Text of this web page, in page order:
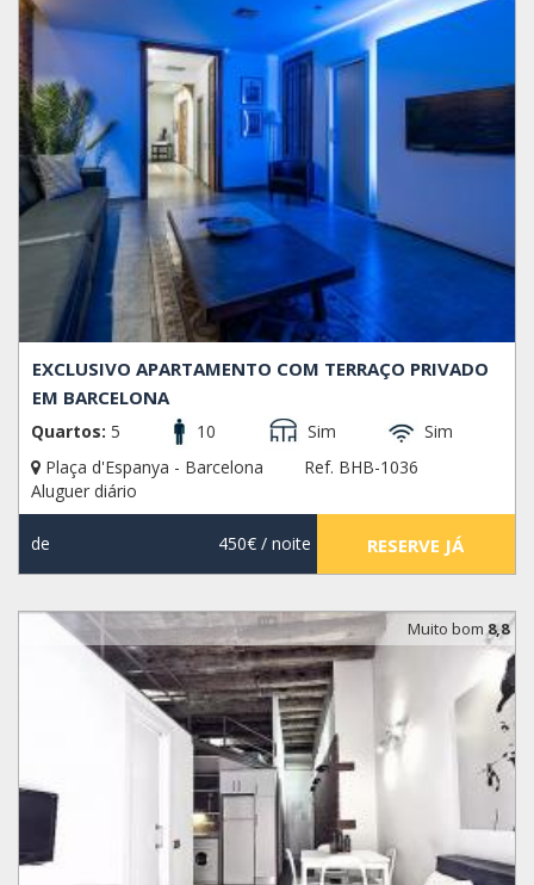
EXCLUSIVO APARTAMENTO COM TERRAÇO PRIVADO
EM BARCELONA
Quartos: 5 10 Sim
Sim
Plaça d'Espanya - Barcelona
Ref. BHB-1036
Aluguer diário
de 450€/ noite RESERVE JÁ
Muito bom8,8